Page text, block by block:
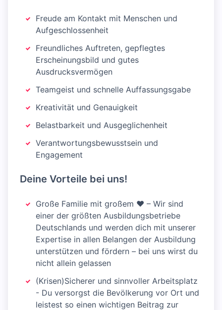
Freude am Kontakt mit Menschen und
Aufgeschlossenheit
Freundliches Auftreten, gepflegtes
Erscheinungsbild und gutes
Ausdrucksvermögen
Teamgeist und schnelle Auffassungsgabe
Kreativität und Genauigkeit
Belastbarkeit und Ausgeglichenheit
Verantwortungsbewusstsein und
Engagement
Deine Vorteile bei uns!
Große Familie mit großem ♥ – Wir sind
einer der größten Ausbildungsbetriebe
Deutschlands und werden dich mit unserer
Expertise in allen Belangen der Ausbildung
unterstützen und fördern – bei uns wirst du
nicht allein gelassen
(Krisen)Sicherer und sinnvoller Arbeitsplatz
- Du versorgst die Bevölkerung vor Ort und
leistest so einen wichtigen Beitrag zur